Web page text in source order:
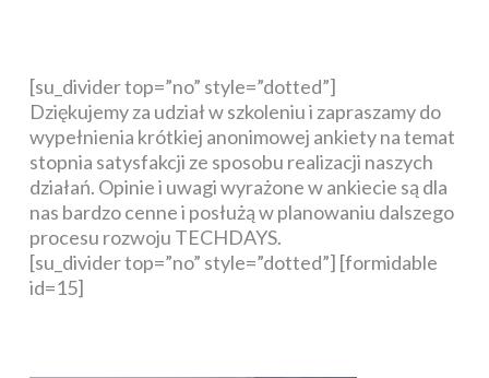
[su_divider top=”no” style=”dotted”]
Dziękujemy za udział w szkoleniu i zapraszamy do
wypełnienia krótkiej anonimowej ankiety na temat
stopnia satysfakcji ze sposobu realizacji naszych
działań. Opinie i uwagi wyrażone w ankiecie są dla
nas bardzo cenne i posłużą w planowaniu dalszego
procesu rozwoju TECHDAYS.
[su_divider top=”no” style=”dotted”] [formidable
id=15]